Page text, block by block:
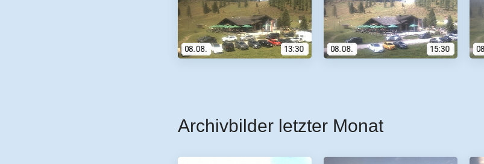
Archivbilder letzter Monat